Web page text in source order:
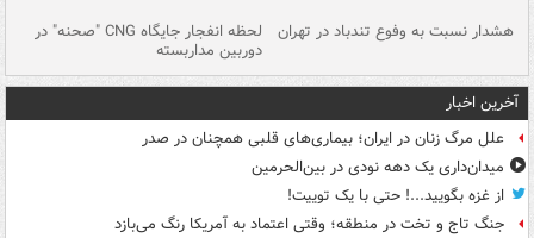
هشدار نسبت به وفوع تندباد در تهران لحظه انفجار جایگاه CNG "صحنه" در
دوربین مداربسته
آخرین اخبار
علل مرگ زنان در ایران؛ بیماری‌های قلبی همچنان در صدر
میدان‌داری یک دهه نودی در بین‌الحرمین
از غزه بگویید...! حتی با یک توییت!
جنگ تاج و تخت در منطقه؛ وقتی اعتماد به آمریکا رنگ می‌بازد